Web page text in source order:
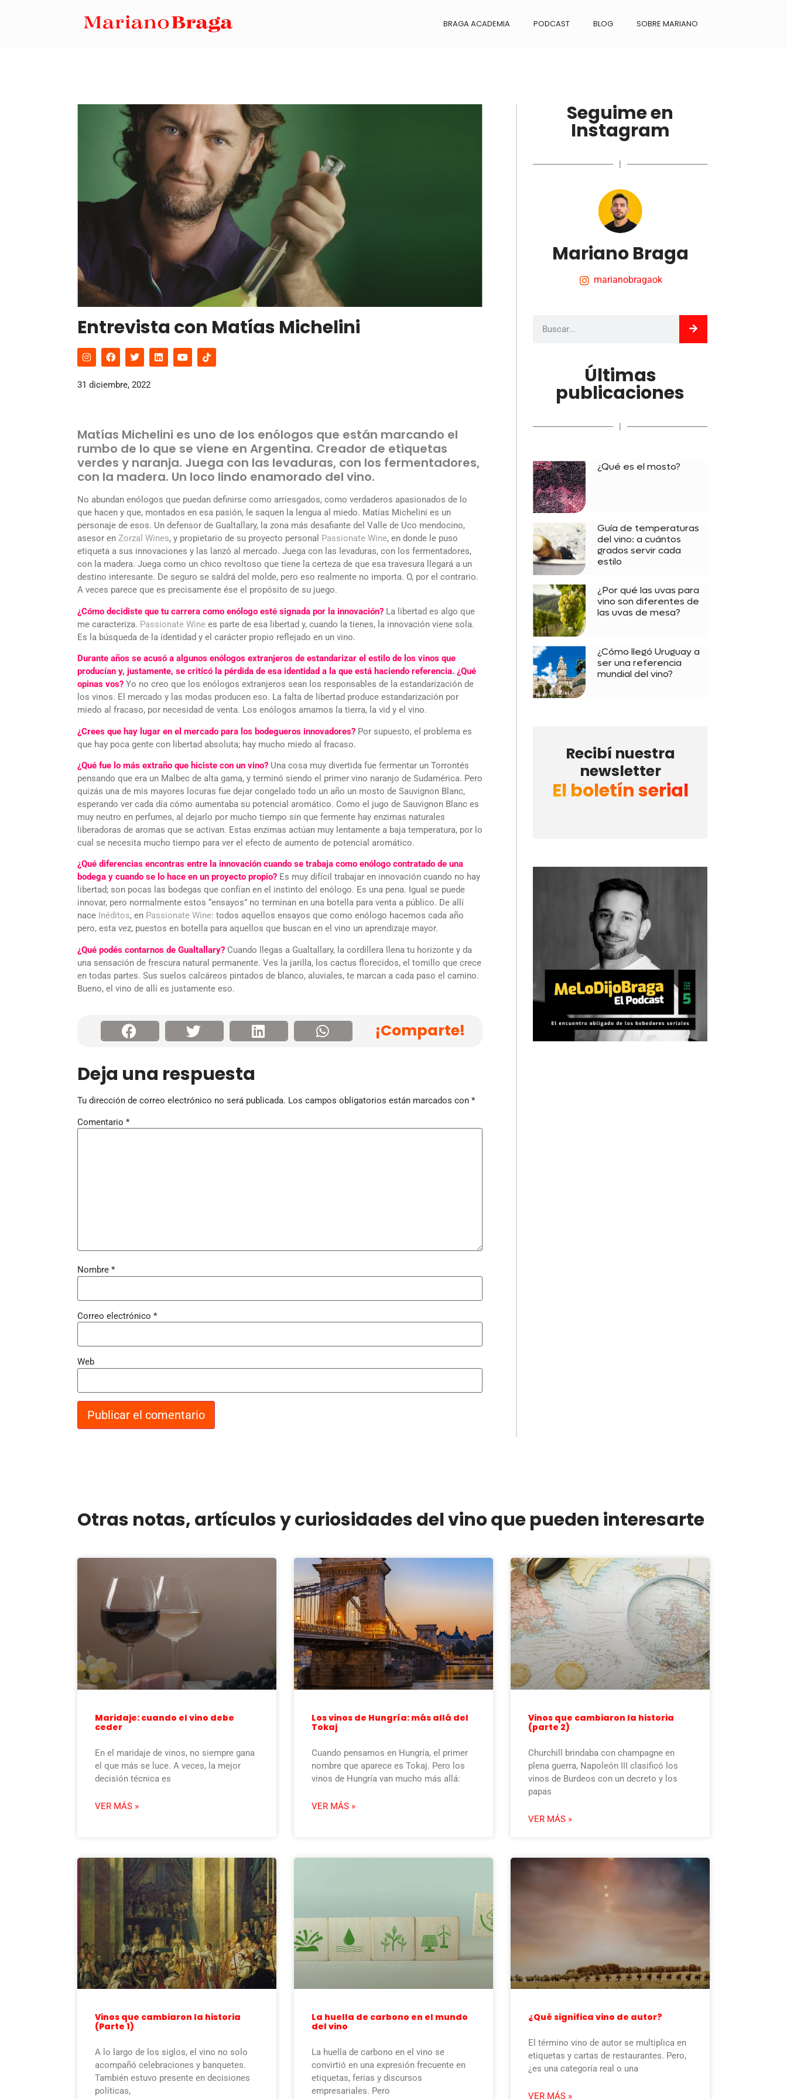
BRAGA ACADEMIA PODCAST BLOG SOBRE MARIANO
Entrevista con Matías Michelini
31 diciembre, 2022
Matías Michelini es uno de los enólogos que están marcando el
rumbo de lo que se viene en Argentina. Creador de etiquetas
verdes y naranja. Juega con las levaduras, con los fermentadores,
con la madera. Un loco lindo enamorado del vino.
No abundan enólogos que puedan definirse como arriesgados, como verdaderos apasionados de lo
que hacen y que, montados en esa pasión, le saquen la lengua al miedo. Matías Michelini es un
personaje de esos. Un defensor de Gualtallary, la zona más desafiante del Valle de Uco mendocino,
asesor en Zorzal Wines, y propietario de su proyecto personal Passionate Wine, en donde le puso
etiqueta a sus innovaciones y las lanzó al mercado. Juega con las levaduras, con los fermentadores,
con la madera. Juega como un chico revoltoso que tiene la certeza de que esa travesura llegará a un
destino interesante. De seguro se saldrá del molde, pero eso realmente no importa. O, por el contrario.
A veces parece que es precisamente ése el propósito de su juego.
¿Cómo decidiste que tu carrera como enólogo esté signada por la innovación? La libertad es algo que
me caracteriza. Passionate Wine es parte de esa libertad y, cuando la tienes, la innovación viene sola.
Es la búsqueda de la identidad y el carácter propio reflejado en un vino.
Durante años se acusó a algunos enólogos extranjeros de estandarizar el estilo de los vinos que
producían y, justamente, se criticó la pérdida de esa identidad a la que está haciendo referencia. ¿Qué
opinas vos? Yo no creo que los enólogos extranjeros sean los responsables de la estandarización de
los vinos. El mercado y las modas producen eso. La falta de libertad produce estandarización por
miedo al fracaso, por necesidad de venta. Los enólogos amamos la tierra, la vid y el vino.
¿Crees que hay lugar en el mercado para los bodegueros innovadores? Por supuesto, el problema es
que hay poca gente con libertad absoluta; hay mucho miedo al fracaso.
¿Qué fue lo más extraño que hiciste con un vino? Una cosa muy divertida fue fermentar un Torrontés
pensando que era un Malbec de alta gama, y terminó siendo el primer vino naranjo de Sudamérica. Pero
quizás una de mis mayores locuras fue dejar congelado todo un año un mosto de Sauvignon Blanc,
esperando ver cada día cómo aumentaba su potencial aromático. Como el jugo de Sauvignon Blanc es
muy neutro en perfumes, al dejarlo por mucho tiempo sin que fermente hay enzimas naturales
liberadoras de aromas que se activan. Estas enzimas actúan muy lentamente a baja temperatura, por lo
cual se necesita mucho tiempo para ver el efecto de aumento de potencial aromático.
¿Qué diferencias encontras entre la innovación cuando se trabaja como enólogo contratado de una
bodega y cuando se lo hace en un proyecto propio? Es muy difícil trabajar en innovación cuando no hay
libertad; son pocas las bodegas que confían en el instinto del enólogo. Es una pena. Igual se puede
innovar, pero normalmente estos “ensayos” no terminan en una botella para venta a público. De allí
nace Inéditos, en Passionate Wine: todos aquellos ensayos que como enólogo hacemos cada año
pero, esta vez, puestos en botella para aquellos que buscan en el vino un aprendizaje mayor.
¿Qué podés contarnos de Gualtallary? Cuando llegas a Gualtallary, la cordillera llena tu horizonte y da
una sensación de frescura natural permanente. Ves la jarilla, los cactus florecidos, el tomillo que crece
en todas partes. Sus suelos calcáreos pintados de blanco, aluviales, te marcan a cada paso el camino.
Bueno, el vino de allí es justamente eso.
¡Comparte!
Deja una respuesta
Tu dirección de correo electrónico no será publicada. Los campos obligatorios están marcados con *
Comentario *
Nombre *
Correo electrónico *
Web
Seguime en
Instagram
|
Mariano Braga
marianobragaok
Últimas
publicaciones
|
¿Qué es el mosto?
Guía de temperaturas
del vino: a cuántos
grados servir cada
estilo
¿Por qué las uvas para
vino son diferentes de
las uvas de mesa?
¿Cómo llegó Uruguay a
ser una referencia
mundial del vino?
Recibí nuestra
newsletter
El boletín serial
Otras notas, artículos y curiosidades del vino que pueden interesarte
Maridaje: cuando el vino debe
ceder
En el maridaje de vinos, no siempre gana
el que más se luce. A veces, la mejor
decisión técnica es
VER MÁS »
Los vinos de Hungría: más allá del
Tokaj
Cuando pensamos en Hungría, el primer
nombre que aparece es Tokaj. Pero los
vinos de Hungría van mucho más allá:
VER MÁS »
Vinos que cambiaron la historia
(parte 2)
Churchill brindaba con champagne en
plena guerra, Napoleón III clasificó los
vinos de Burdeos con un decreto y los
papas
VER MÁS »
Vinos que cambiaron la historia
(Parte 1)
A lo largo de los siglos, el vino no solo
acompañó celebraciones y banquetes.
También estuvo presente en decisiones
políticas,
La huella de carbono en el mundo
del vino
La huella de carbono en el vino se
convirtió en una expresión frecuente en
etiquetas, ferias y discursos
empresariales. Pero
¿Qué significa vino de autor?
El término vino de autor se multiplica en
etiquetas y cartas de restaurantes. Pero,
¿es una categoría real o una
VER MÁS »